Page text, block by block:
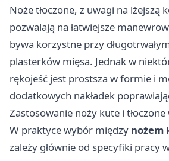
Noże tłoczone, z uwagi na lżejszą
pozwalają na łatwiejsze
bywa korzystne przy
plasterków mięsa. Jednak w
rękojeść jest prostsza w formie i
dodatkowych nakładek
Zastosowanie noży kute i
W praktyce wybór między nożem
zależy głównie od specyfiki pracy